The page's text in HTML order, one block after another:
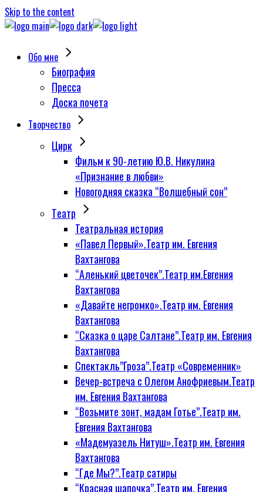
Skip to the content
Обо мне
Биография
Пресса
Доска почета
Творчество
Цирк
Фильм к 90-летию Ю.В. Никулина
«Признание в любви»
Новогодняя сказка “Волшебный сон”
Tеатр
Театральная история
«Павел Первый».Театр им. Евгения
Вахтангова
“Аленький цветочек”.Театр им.Евгения
Вахтангова
«Давайте негромко».Театр им. Евгения
Вахтангова
“Сказка о царе Салтане”.Театр им. Евгения
Вахтангова
Спектакль”Гроза”.Театр «Современник»
Вечер-встреча с Олегом Анофриевым.Театр
им. Евгения Вахтангова
“Возьмите зонт, мадам Готье”.Театр им.
Евгения Вахтангова
«Мадемуазель Нитуш».Театр им. Евгения
Вахтангова
“Где Мы?”.Театр сатиры
“Красная шапочка”.Театр им. Евгения